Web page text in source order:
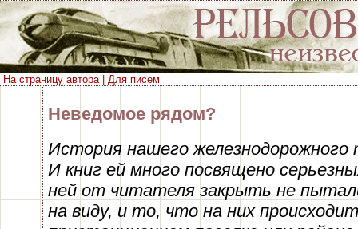
На страницу автора| Для писем
Неведомое рядом?
История нашего
И книг ей много посвящено
ней от читателя закрыть не
на виду, и то, что на них